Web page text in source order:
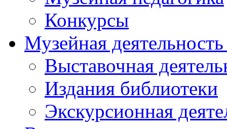
Конкурсы
Музейная
Выставочная
Издания библиотеки
Экскурсионная